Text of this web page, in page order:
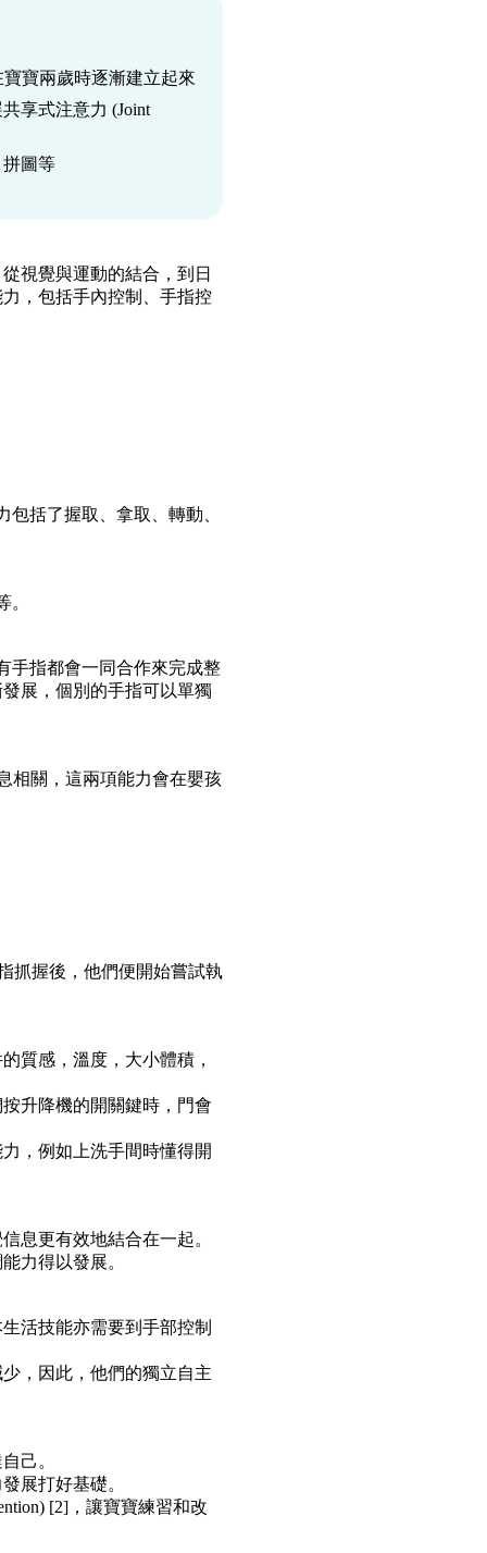
寶兩歲時逐漸建立起來
享式注意力 (Joint
圖等
視覺與運動的結合，到日
，包括手內控制、手指控
括了握取、拿取、轉動、
。
手指都會一同合作來完成整
展，個別的手指可以單獨
相關，這兩項能力會在嬰孩
抓握後，他們便開始嘗試執
質感，溫度，大小體積，
升降機的開關鍵時，門會
，例如上洗手間時懂得開
息更有效地結合在一起。
力得以發展。
活技能亦需要到手部控制
，因此，他們的獨立自主
己。
展打好基礎。
[2]，讓寶寶練習和改